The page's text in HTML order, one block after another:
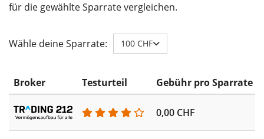
für die gewählte Sparrate vergleichen.
Wähle deine Sparrate: 100 CHF
Broker Testurteil Gebühr pro Sparrate
0,00 CHF